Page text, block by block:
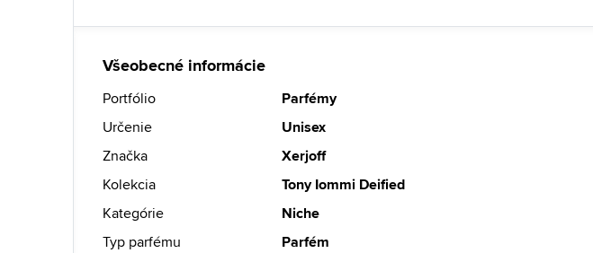
Všeobecné informácie
Portfólio
Parfémy
Určenie
Unisex
Značka
Xerjoff
Kolekcia
Tony Iommi Deified
Kategórie
Niche
Typ parfému
Parfém